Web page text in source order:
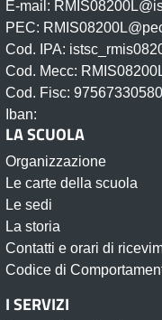
E-mail:
PEC:
Cod. IPA:
Cod. Mecc:
Cod. Fisc: 97567330580
Iban:
LA SCUOLA
Organizzazione
Le carte della scuola
Le sedi
La storia
Contatti e orari di
Codice di
I SERVIZI